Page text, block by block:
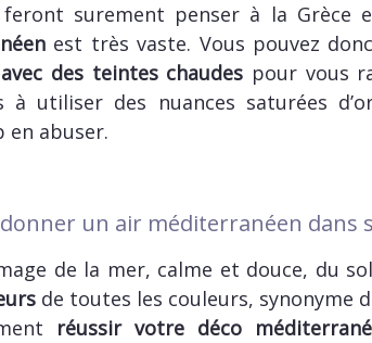
surement penser à la Grèce
est très vaste. Vous pouvez
des teintes chaudes pour vous
à utiliser des nuances saturées
en abuser.
un air méditerranéen dans
de la mer, calme et douce, du
de toutes les couleurs, synonyme
réussir votre déco